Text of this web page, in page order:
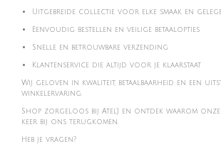
Uitgebreide collectie voor elke smaak en
Eenvoudig bestellen en veilige betaalopties
Snelle en betrouwbare verzending
Klantenservice die altijd voor je klaarstaat
Wij geloven in kwaliteit, betaalbaarheid en een
winkelervaring.
Shop zorgeloos bij Atel'J en ontdek waarom
keer bij ons terugkomen.
Heb je vragen?